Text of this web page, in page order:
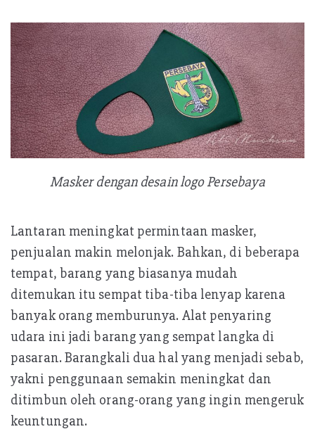
Masker dengan desain logo Persebaya
Lantaran meningkat permintaan masker,
penjualan makin melonjak. Bahkan, di beberapa
tempat, barang yang biasanya mudah
ditemukan itu sempat tiba-tiba lenyap karena
banyak orang memburunya. Alat penyaring
udara ini jadi barang yang sempat langka di
pasaran. Barangkali dua hal yang menjadi sebab,
yakni penggunaan semakin meningkat dan
ditimbun oleh orang-orang yang ingin mengeruk
keuntungan.